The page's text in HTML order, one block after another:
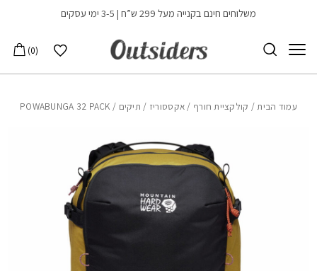
Skip to Contentמשלוחים חינם בקנייה מעל 299 ש”ח | 3-5 ימי עסקים
הרשימה שלי
0
עמוד הבית/ קולקציית חורף / אקססוריז / תיקים / POWABUNGA 32 PACK